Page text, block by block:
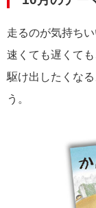
走るのが気持ち
速くても遅くても
駆け出したくな
う。